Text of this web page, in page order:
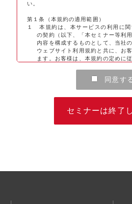
い。
第１条（本規約の適用範囲）
１ 本規約は、本サービスの利用に関
の契約（以下、「本セミナー等利
内容を構成するものとして、当社
ウェブサイト利用規約と共に、お
ます。お客様は、本規約の定めに
２ 本規約の対象となる本サービスに
G-PLUS会員サービスの会員であ
る講演会・セミナー、また、有
お、G-PLUS会員サービスは、当
係者およびそれ以外の一般消費者
同意す
セミナーは終了